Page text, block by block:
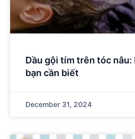
Dầu gội tím trên tóc
bạn cần biết
December 31, 2024